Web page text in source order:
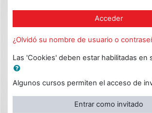
Acceder
¿Olvidó su nombre de usuario o
Las 'Cookies' deben estar habilitadas en
Algunos cursos permiten el acceso de
Entrar como invitado